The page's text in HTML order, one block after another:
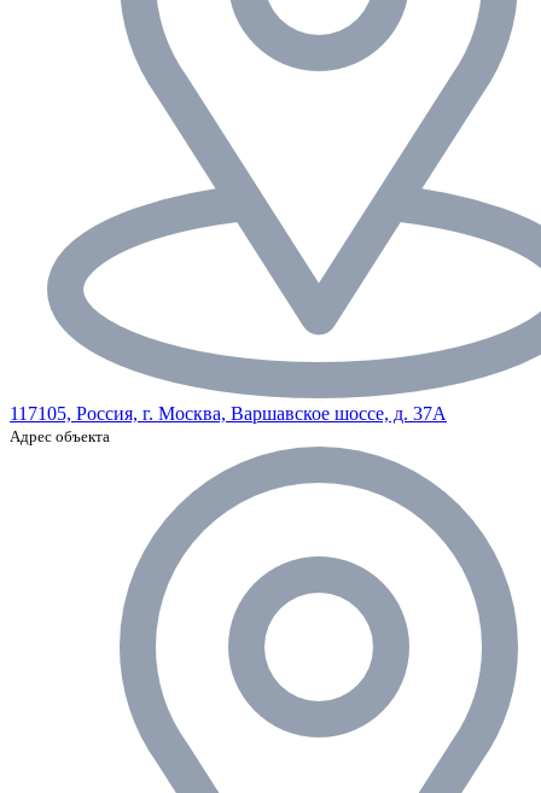
117105, Россия, г. Москва, Варшавское шоссе, д. 37А
Адрес объекта